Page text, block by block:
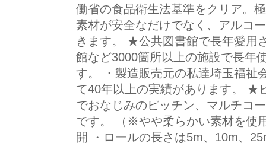
働省の食品衛生法基準をクリア。
素材が安全なだけでなく、アルコ
きます。 ★公共図書館で長年愛用
館など3000箇所以上の施設で長年
す。 ・製造販売元の私達埼玉福祉
て40年以上の実績があります。 ★
でおなじみのピッチン、マルチコ
です。 （※やや柔らかい素材を使
開 ・ロールの長さは5m、10m、